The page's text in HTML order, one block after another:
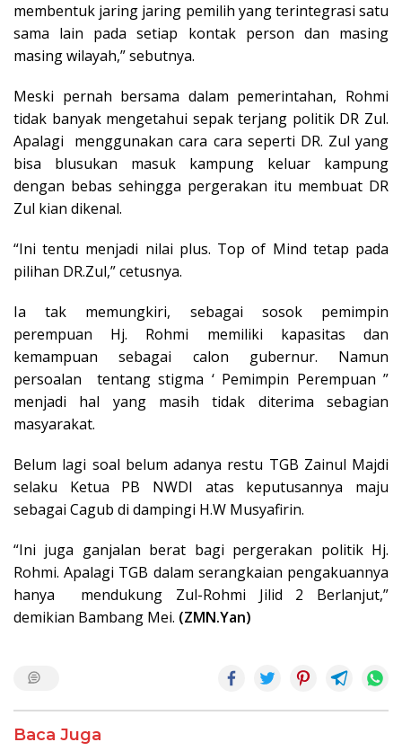
membentuk jaring jaring pemilih yang terintegrasi satu
sama lain pada setiap kontak person dan masing
masing wilayah,” sebutnya.
Meski pernah bersama dalam pemerintahan, Rohmi
tidak banyak mengetahui sepak terjang politik DR Zul.
Apalagi menggunakan cara cara seperti DR. Zul yang
bisa blusukan masuk kampung keluar kampung
dengan bebas sehingga pergerakan itu membuat DR
Zul kian dikenal.
“Ini tentu menjadi nilai plus. Top of Mind tetap pada
pilihan DR.Zul,” cetusnya.
Ia tak memungkiri, sebagai sosok pemimpin
perempuan Hj. Rohmi memiliki kapasitas dan
kemampuan sebagai calon gubernur. Namun
persoalan tentang stigma ‘ Pemimpin Perempuan ”
menjadi hal yang masih tidak diterima sebagian
masyarakat.
Belum lagi soal belum adanya restu TGB Zainul Majdi
selaku Ketua PB NWDI atas keputusannya maju
sebagai Cagub di dampingi H.W Musyafirin.
“Ini juga ganjalan berat bagi pergerakan politik Hj.
Rohmi. Apalagi TGB dalam serangkaian pengakuannya
hanya mendukung Zul-Rohmi Jilid 2 Berlanjut,”
demikian Bambang Mei. (ZMN.Yan)
Baca Juga